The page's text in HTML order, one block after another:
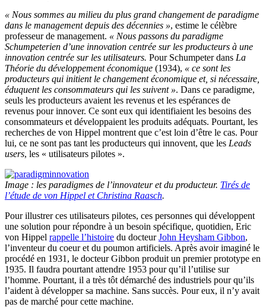
« Nous sommes au milieu du plus grand changement de paradigme
dans le management depuis des décennies », estime le célèbre
professeur de management. « Nous passons du paradigme
Schumpeterien d’une innovation centrée sur les producteurs à une
innovation centrée sur les utilisateurs. Pour Schumpeter dans La
Théorie du développement économique (1934), « ce sont les
producteurs qui initient le changement économique et, si nécessaire,
éduquent les consommateurs qui les suivent ». Dans ce paradigme,
seuls les producteurs avaient les revenus et les espérances de
revenus pour innover. Ce sont eux qui identifiaient les besoins des
consommateurs et développaient les produits adéquats. Pourtant, les
recherches de von Hippel montrent que c’est loin d’être le cas. Pour
lui, ce ne sont pas tant les producteurs qui innovent, que les Leads
users, les « utilisateurs pilotes ».
Image : les paradigmes de l’innovateur et du producteur. Tirés de
l’étude de von Hippel et Christina Raasch.
Pour illustrer ces utilisateurs pilotes, ces personnes qui développent
une solution pour répondre à un besoin spécifique, quotidien, Eric
von Hippel rappelle l’histoire du docteurJohn Heysham Gibbon,
l’inventeur du coeur et du poumon artificiels. Après avoir imaginé le
procédé en 1931, le docteur Gibbon produit un premier prototype en
1935. Il faudra pourtant attendre 1953 pour qu’il l’utilise sur
l’homme. Pourtant, il a très tôt démarché des industriels pour qu’ils
l’aident à développer sa machine. Sans succès. Pour eux, il n’y avait
pas de marché pour cette machine.